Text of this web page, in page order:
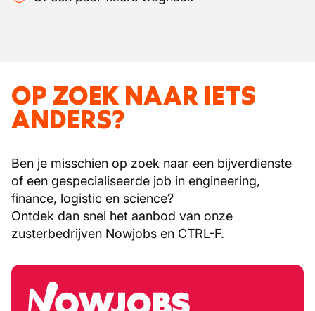
OP ZOEK NAAR IETS
ANDERS?
Ben je misschien op zoek naar een bijverdienste
of een gespecialiseerde job in engineering,
finance, logistic en science?
Ontdek dan snel het aanbod van onze
zusterbedrijven Nowjobs en CTRL-F.